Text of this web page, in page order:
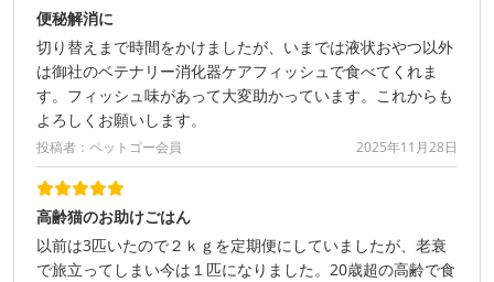
便秘解消に
切り替えまで時間をかけましたが、いまでは液状おやつ以外
は御社のベテナリー消化器ケアフィッシュで食べてくれま
す。フィッシュ味があって大変助かっています。これからも
よろしくお願いします。
投稿者：ペットゴー会員 2025年11月28日
高齢猫のお助けごはん
以前は3匹いたので２ｋｇを定期便にしていましたが、老衰
で旅立ってしまい今は１匹になりました。20歳超の高齢で食